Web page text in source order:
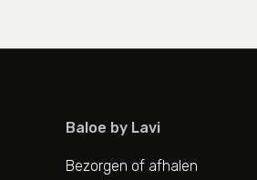
Baloe by Lavi
Bezorgen of afhalen